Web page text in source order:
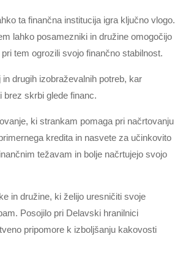
ta finančna institucija igra ključno vlogo.
lahko posamezniki in družine omogočijo
tem ogrozili svojo finančno stabilnost.
drugih izobraževalnih potreb, kar
skrbi glede financ.
ki strankam pomaga pri načrtovanju
kredita in nasvete za učinkovito
težavam in bolje načrtujejo svojo
in družine, ki želijo uresničiti svoje
Posojilo pri Delavski hranilnici
pripomore k izboljšanju kakovosti